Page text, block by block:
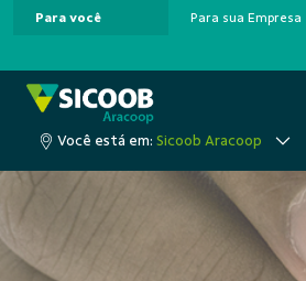
Pular para o Conteúdo principal
Para você Para sua Empresa
Você está em: Sicoob Aracoop